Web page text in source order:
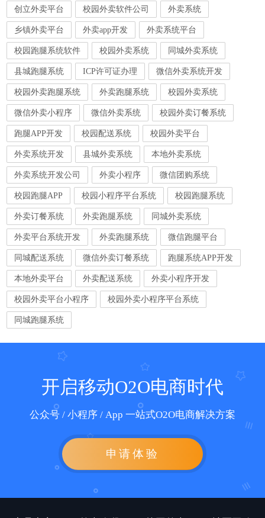
创立外卖平台 校园外卖软件公司 外卖系统
乡镇外卖平台 外卖app开发 外卖系统平台
校园跑腿系统软件 校园外卖系统 同城外卖系统
县城跑腿系统 ICP许可证办理 微信外卖系统开发
校园外卖跑腿系统 外卖跑腿系统 校园外卖系统
微信外卖小程序 微信外卖系统 校园外卖订餐系统
跑腿APP开发 校园配送系统 校园外卖平台
外卖系统开发 县城外卖系统 本地外卖系统
外卖系统开发公司 外卖小程序 微信团购系统
校园跑腿APP 校园小程序平台系统 校园跑腿系统
外卖订餐系统 外卖跑腿系统 同城外卖系统
外卖平台系统开发 外卖跑腿系统 微信跑腿平台
同城配送系统 微信外卖订餐系统 跑腿系统APP开发
本地外卖平台 外卖配送系统 外卖小程序开发
校园外卖平台小程序 校园外卖小程序平台系统
同城跑腿系统
开启移动O2O电商时代
公众号 / 小程序 / App 一站式O2O电商解决方案
申请体验